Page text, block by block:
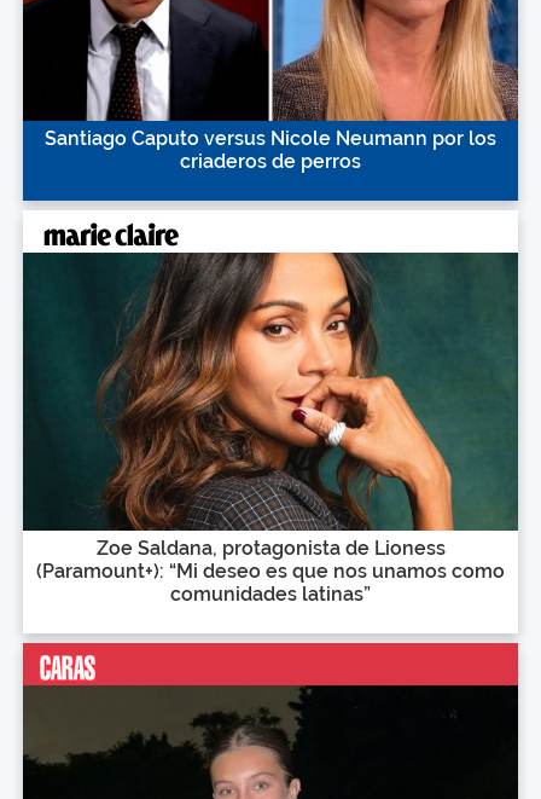
Santiago Caputo versus Nicole Neumann por los
criaderos de perros
Zoe Saldana, protagonista de Lioness
(Paramount+): “Mi deseo es que nos unamos como
comunidades latinas”